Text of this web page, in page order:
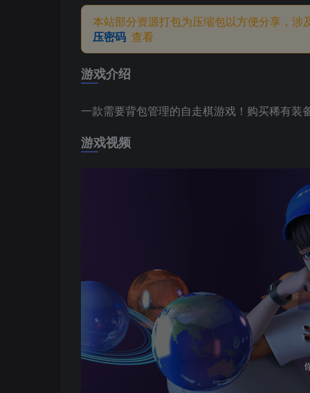
本站部分资源打包为压缩包以方便分享，
压密码 查看
游戏介绍
一款需要背包管理的自走棋游戏！购买稀有
游戏视频